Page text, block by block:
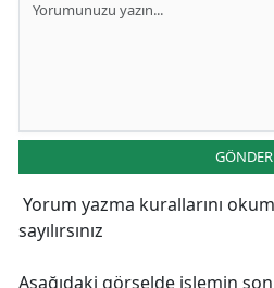
GÖNDER
Yorum yazma kurallarını
sayılırsınız
Aşağıdaki görselde işlemin